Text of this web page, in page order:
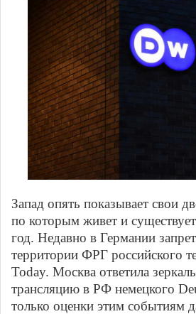
Запад опять показывает свои
по которым живет и
год. Недавно в Германии
территории ФРГ российского
Today. Москва ответила
трансляцию в РФ немецкого
только оценки этим событиям